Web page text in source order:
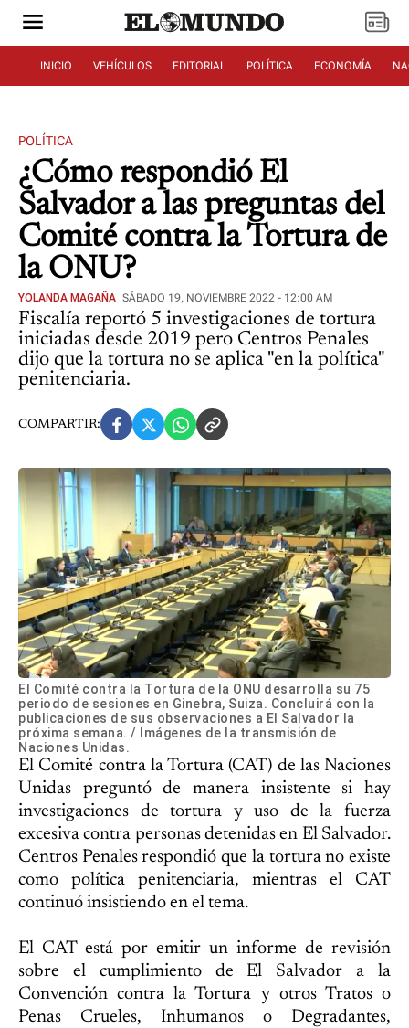
INICIO VEHÍCULOS EDITORIAL POLÍTICA ECONOMÍA
POLÍTICA
¿Cómo respondió El
Salvador a las preguntas del
Comité contra la Tortura de
la ONU?
YOLANDA MAGAÑA SÁBADO 19, NOVIEMBRE 2022 - 12:00 AM
Fiscalía reportó 5 investigaciones de tortura
iniciadas desde 2019 pero Centros Penales
dijo que la tortura no se aplica "en la política"
penitenciaria.
COMPARTIR:
El Comité contra la Tortura de la ONU desarrolla su 75
periodo de sesiones en Ginebra, Suiza. Concluirá con la
publicaciones de sus observaciones a El Salvador la
próxima semana. / Imágenes de la transmisión de
Naciones Unidas.
El Comité contra la Tortura (CAT) de las Naciones
Unidas preguntó de manera insistente si hay
investigaciones de tortura y uso de la fuerza
excesiva contra personas detenidas en El Salvador.
Centros Penales respondió que la tortura no existe
como política penitenciaria, mientras el CAT
continuó insistiendo en el tema.
El CAT está por emitir un informe de revisión
sobre el cumplimiento de El Salvador a la
Convención contra la Tortura y otros Tratos o
Penas Crueles, Inhumanos o Degradantes,